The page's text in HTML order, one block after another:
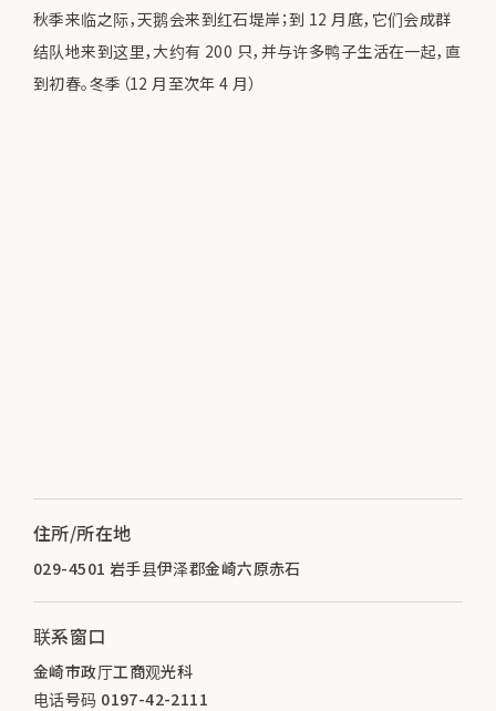
秋季来临之际，天鹅会来到红石堤岸；到 12 月底，它们会成群
结队地来到这里，大约有 200 只，并与许多鸭子生活在一起，直
到初春。冬季（12 月至次年 4 月）
住所/所在地
029-4501 岩手县伊泽郡金崎六原赤石
联系窗口
金崎市政厅工商观光科
电话号码 0197-42-2111